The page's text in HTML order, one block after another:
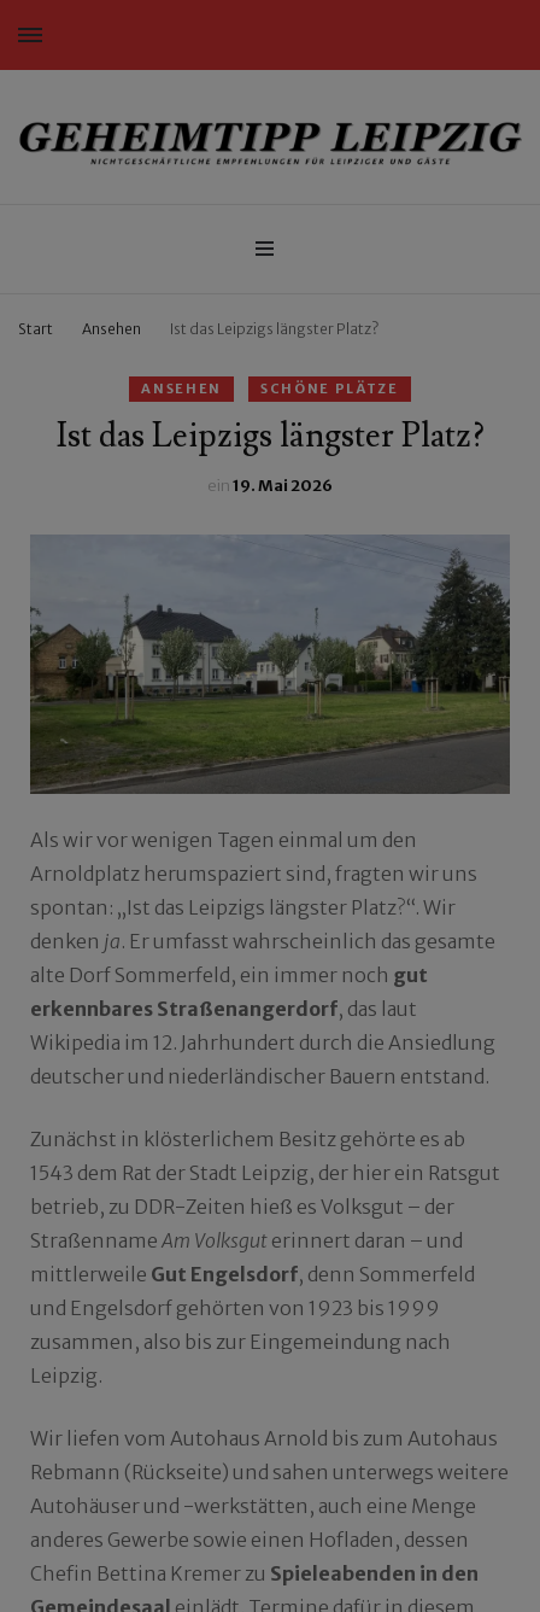
Nichtgeschäftliche Empfehlungen für Leipziger und Gäste
Start Ansehen Ist das Leipzigs längster Platz?
ANSEHEN SCHÖNE PLÄTZE
Ist das Leipzigs längster Platz?
ein19. Mai 2026
Als wir vor wenigen Tagen einmal um den
Arnoldplatz herumspaziert sind, fragten wir uns
spontan: „Ist das Leipzigs längster Platz?“. Wir
denken ja. Er umfasst wahrscheinlich das gesamte
alte Dorf Sommerfeld, ein immer noch gut
erkennbares Straßenangerdorf, das laut
Wikipedia im 12. Jahrhundert durch die Ansiedlung
deutscher und niederländischer Bauern entstand.
Zunächst in klösterlichem Besitz gehörte es ab
1543 dem Rat der Stadt Leipzig, der hier ein Ratsgut
betrieb, zu DDR-Zeiten hieß es Volksgut – der
Straßenname Am Volksgut erinnert daran – und
mittlerweile Gut Engelsdorf, denn Sommerfeld
und Engelsdorf gehörten von 1923 bis 1999
zusammen, also bis zur Eingemeindung nach
Leipzig.
Wir liefen vom Autohaus Arnold bis zum Autohaus
Rebmann (Rückseite) und sahen unterwegs weitere
Autohäuser und -werkstätten, auch eine Menge
anderes Gewerbe sowie einen Hofladen, dessen
Chefin Bettina Kremer zu Spieleabenden in den